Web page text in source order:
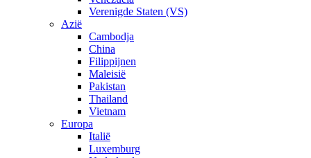
Verenigde Staten (VS)
Azië
Cambodja
China
Filippijnen
Maleisië
Pakistan
Thailand
Vietnam
Europa
Italië
Luxemburg